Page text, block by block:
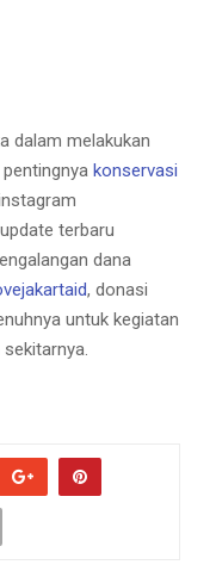
dalam melakukan
konservasi
terbaru
dana
, donasi
untuk kegiatan